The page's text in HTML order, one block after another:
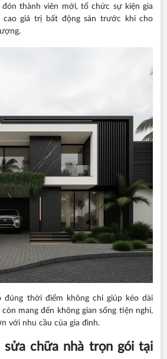
thành viên mới, tổ chức sự kiện gia
cao giá trị bất động sản trước khi cho
đúng thời điểm không chỉ giúp kéo dài
mang đến không gian sống tiện nghi,
với nhu cầu của gia đình.
sửa chữa nhà trọn gói tại